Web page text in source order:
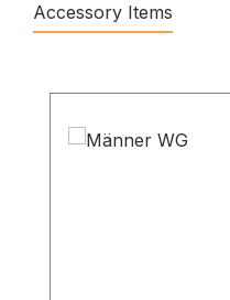
Accessory Items